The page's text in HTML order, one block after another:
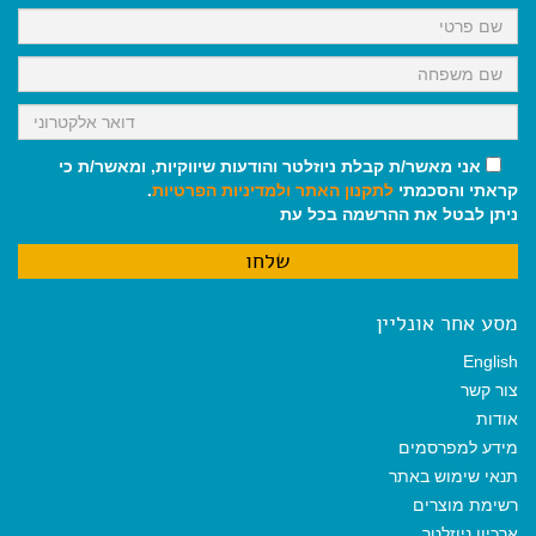
k
p
m
אני מאשר/ת קבלת ניוזלטר והודעות שיווקיות, ומאשר/ת כי
קראתי והסכמתי לתקנון האתר ולמדיניות הפרטיות.
ניתן לבטל את ההרשמה בכל עת
מסע אחר אונליין
English
צור קשר
אודות
מידע למפרסמים
תנאי שימוש באתר
רשימת מוצרים